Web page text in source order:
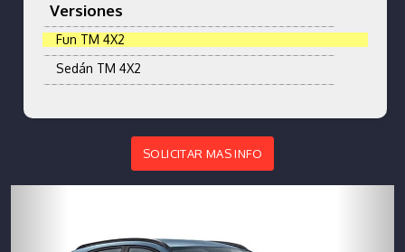
Versiones
Fun TM 4X2
Sedán TM 4X2
SOLICITAR MAS INFO